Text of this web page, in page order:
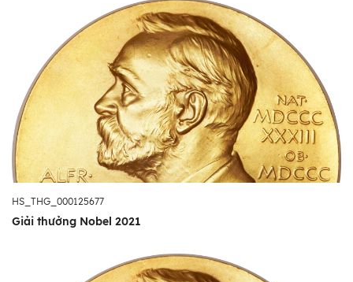
HS_THG_000125677
Giải thưởng Nobel 2021